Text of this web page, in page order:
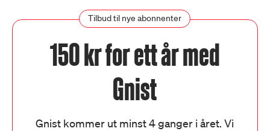
Tilbud til nye abonnenter
150 kr for ett år med
Gnist
Gnist kommer ut minst 4 ganger i året. Vi